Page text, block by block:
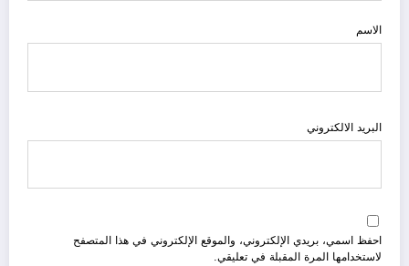
الاسم
البريد الالكتروني
احفظ اسمي، بريدي الإلكتروني، والموقع الإلكتروني في هذا المتصفح
لاستخدامها المرة المقبلة في تعليقي.